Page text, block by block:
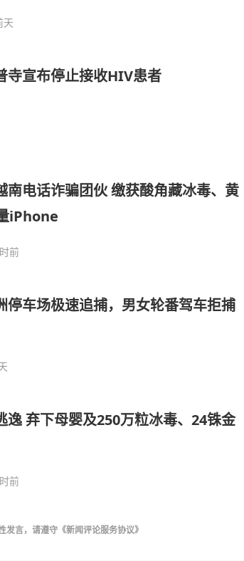
天
寺宣布停止接收HIV患者
南电话诈骗团伙 缴获酸角藏冰毒、黄
iPhone
前
停车场极速追捕，男女轮番驾车拒捕
逸 弃下母婴及250万粒冰毒、24铢金
前
发言，请遵守 《新闻评论服务协议》